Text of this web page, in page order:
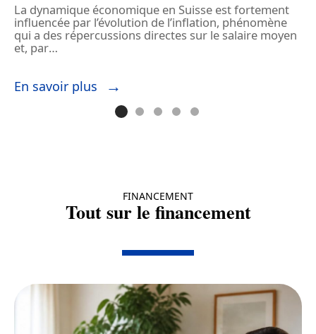
La dynamique économique en Suisse est fortement
influencée par l’évolution de l’inflation, phénomène
qui a des répercussions directes sur le salaire moyen
et, par…
En savoir plus
FINANCEMENT
Tout sur le financement